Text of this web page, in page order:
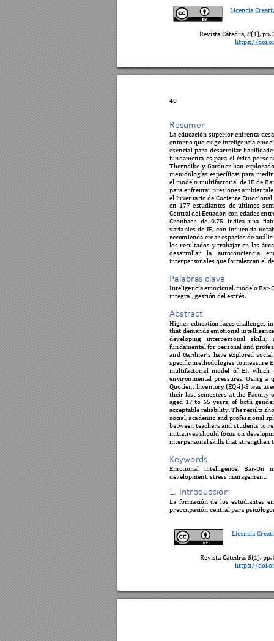
Licencia
Revista Cátedra, 8(1), pp.
https://
40
Licencia
Revista Cátedra, 8(1), pp.
https://
Resumen
La educación superior enfrenta
entorno que exige inteligencia
esencial para desarrollar
fundamentales para el éxito
Thorndike y Gardner han
metodologías específicas para
el modelo multifactorial de IE de
para enfrentar presiones ambientale
el Inventario de Cociente Emocional
en 177 estudiantes de últimos
Central del Ecuador, con edades
Cronbach de 0.75 indica una
variables de IE, con influencia
recomienda crear espacios de
los resultados y trabajar en las área
desarrollar
la autoconciencia
interpersonales que fortalezcan el d
Palabras clave
Inteligencia emocional, modelo Bar-
integral, gestión del estrés.
Abstract
Higher education faces challenges
that demands emotional
developing
interpersonal skills,
fundamental for personal and
and Gardner's have explored social
specific methodologies to measure
multifactorial model of EI, which
environmental pressures. Using a
Quotient Inventory (EQ-i)-S was u
their last semesters at the Faculty
aged 17 to 65 years, of both
acceptable reliability. The results
social, academic and professional
between teachers and students to
initiatives should focus on
interpersonal skills that strengthen
Keywords
Emotional intelligence, Bar-On
development, stress management.
1. Introducción
La formación de los estudiantes
preocupación central para